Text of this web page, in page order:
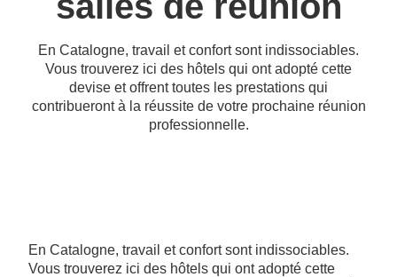
En Catalogne, travail et confort sont indissociables.
Vous trouverez ici des hôtels qui ont adopté cette
devise et offrent toutes les prestations qui
contribueront à la réussite de votre prochaine réunion
professionnelle.
En Catalogne, travail et confort sont indissociables.
Vous trouverez ici des hôtels qui ont adopté cette